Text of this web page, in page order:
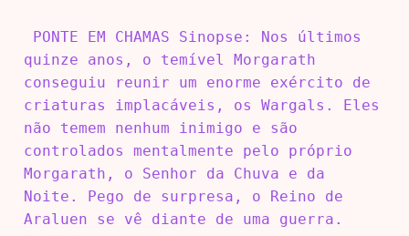
PONTE EM CHAMAS Sinopse: Nos últimos
quinze anos, o temível Morgarath
conseguiu reunir um enorme exército de
criaturas implacáveis, os Wargals. Eles
não temem nenhum inimigo e são
controlados mentalmente pelo próprio
Morgarath, o Senhor da Chuva e da
Noite. Pego de surpresa, o Reino de
Araluen se vê diante de uma guerra.